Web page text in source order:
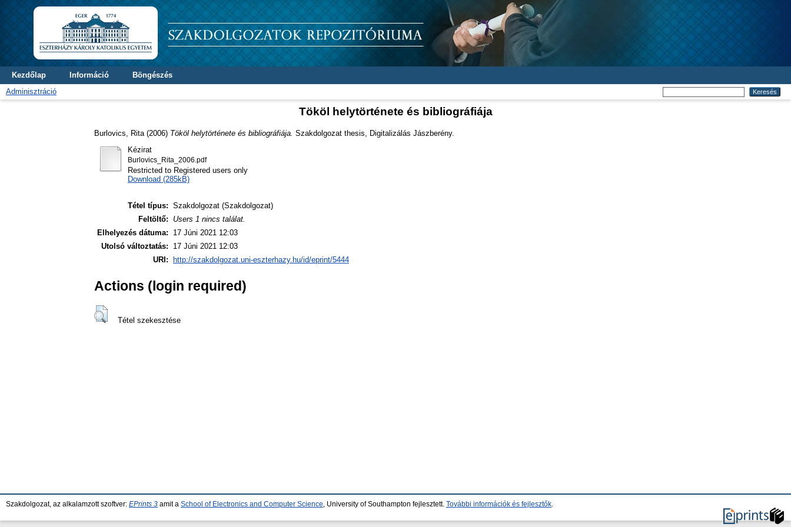
Kezdőlap Információ
Böngészés
Adminisztráció
Tököl helytörténete és bibliográfiája
Burlovics, Rita (2006) Tököl helytörténete és bibliográfiája. Szakdolgozat thesis, Digitalizálás Jászberény.
Kézirat
Burlovics_Rita_2006.pdf
Restricted to Registered users only
Download (285kB)
Tétel típus: Szakdolgozat (Szakdolgozat)
Feltöltő:
Users 1 nincs találat.
Elhelyezés dátuma:
17 Júni 2021 12:03
Utolsó változtatás:
17 Júni 2021 12:03
URI:
http://szakdolgozat.uni-eszterhazy.hu/id/eprint/5444
Actions (login required)
Tétel szekesztése
Szakdolgozat, az alkalamzott szoftver: EPrints 3 amit a School of Electronics and Computer Science , University of Southampton fejlesztett. További információk és fejlesztők